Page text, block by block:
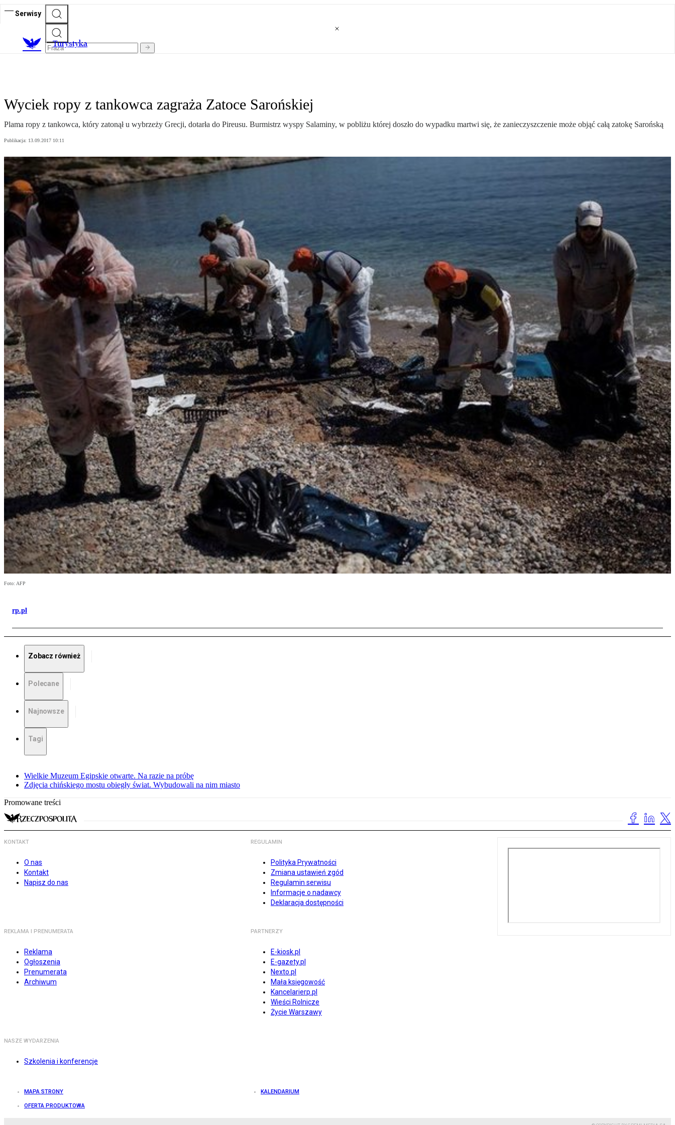
Serwisy
Turystyka
Wyciek ropy z tankowca zagraża Zatoce Sarońskiej
Plama ropy z tankowca, który zatonął u wybrzeży Grecji, dotarła do Pireusu. Burmistrz wyspy Salaminy, w pobliżu której doszło do wypadku martwi się, że zanieczyszczenie może objąć całą zatokę Sarońską
Publikacja: 13.09.2017 10:11
Foto: AFP
rp.pl
Zobacz również
Polecane
Najnowsze
Tagi
Wielkie Muzeum Egipskie otwarte. Na razie na próbę
Zdjęcia chińskiego mostu obiegły świat. Wybudowali na nim miasto
Promowane treści
KONTAKT
O nas
Kontakt
Napisz do nas
REGULAMIN
Polityka Prywatności
Zmiana ustawień zgód
Regulamin serwisu
Informacje o nadawcy
Deklaracja dostępności
REKLAMA I PRENUMERATA
Reklama
Ogłoszenia
Prenumerata
Archiwum
PARTNERZY
E-kiosk.pl
E-gazety.pl
Nexto.pl
Mała księgowość
Kancelarierp.pl
Wieści Rolnicze
Życie Warszawy
NASZE WYDARZENIA
Szkolenia i konferencje
MAPA STRONY KALENDARIUM
OFERTA PRODUKTOWA